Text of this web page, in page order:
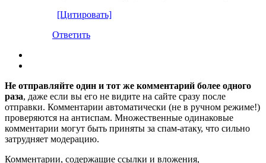
[Цитировать]
Ответить
Не отправляйте один и тот же комментарий более одного
раза, даже если вы его не видите на сайте сразу после
отправки. Комментарии автоматически (не в ручном режиме!)
проверяются на антиспам. Множественные одинаковые
комментарии могут быть приняты за спам-атаку, что сильно
затрудняет модерацию.
Комментарии, содержащие ссылки и вложения,